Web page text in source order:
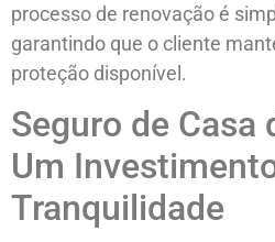
processo de renovação é
garantindo que o cliente
proteção disponível.
Seguro de Casa
Um
Tranquilidade